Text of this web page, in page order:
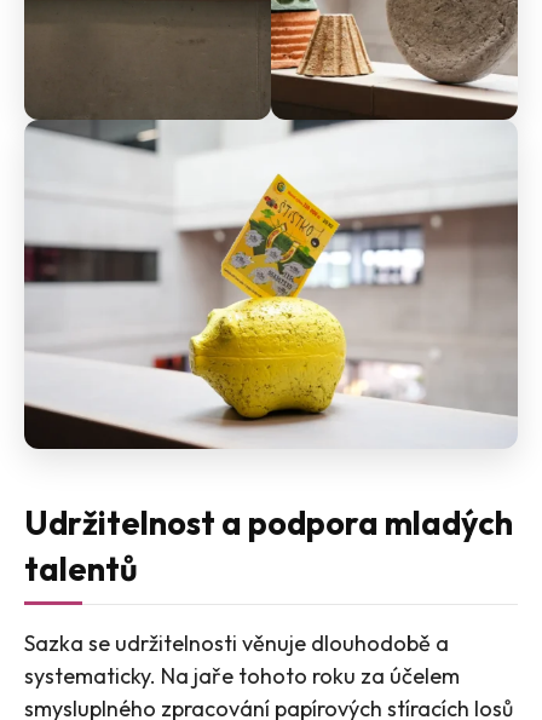
Udržitelnost a podpora mladých
talentů
Sazka se udržitelnosti věnuje dlouhodobě a
systematicky. Na jaře tohoto roku za účelem
smysluplného zpracování papírových stíracích losů